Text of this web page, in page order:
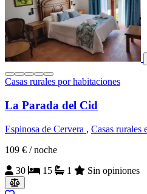
Casas rurales por habitaciones
La Parada del Cid
Espinosa de Cervera , Casas rurales
109 € / noche
30
15 1 Sin opiniones